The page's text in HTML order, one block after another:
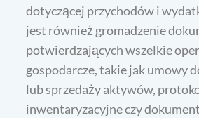
dotyczącej przychodów i
jest również gromadzenie
potwierdzających wszelkie
gospodarcze, takie jak umowy
lub sprzedaży aktywów,
inwentaryzacyjne czy